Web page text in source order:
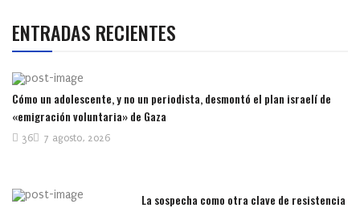
ENTRADAS RECIENTES
Cómo un adolescente, y no un periodista, desmontó el plan israelí de
«emigración voluntaria» de Gaza
7 agosto, 2026
36
La sospecha como otra clave de resistencia